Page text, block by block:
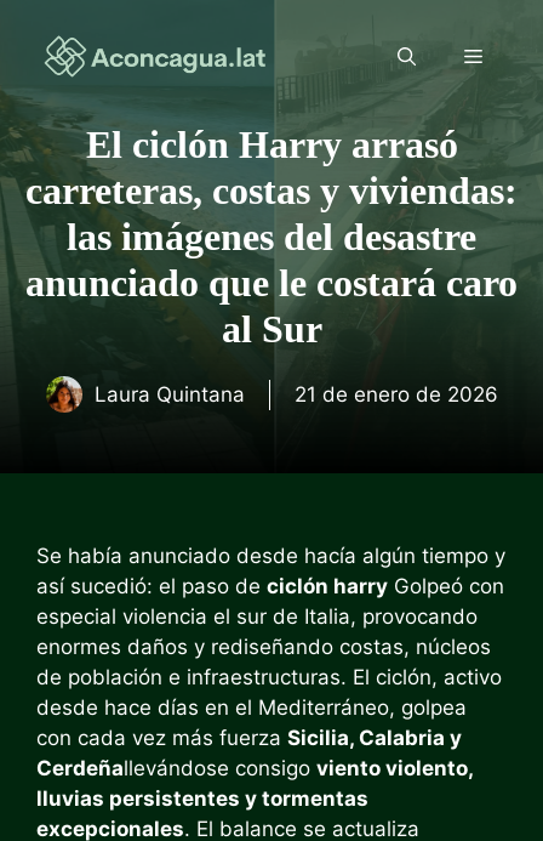
contenido
Menú
El ciclón Harry arrasó
carreteras, costas y viviendas:
las imágenes del desastre
anunciado que le costará caro
al Sur
Laura Quintana 21 de enero de 2026
Se había anunciado desde hacía algún tiempo y
así sucedió: el paso de ciclón harry Golpeó con
especial violencia el sur de Italia, provocando
enormes daños y rediseñando costas, núcleos
de población e infraestructuras. El ciclón, activo
desde hace días en el Mediterráneo, golpea
con cada vez más fuerza Sicilia, Calabria y
Cerdeñallevándose consigo viento violento,
lluvias persistentes y tormentas
excepcionales. El balance se actualiza